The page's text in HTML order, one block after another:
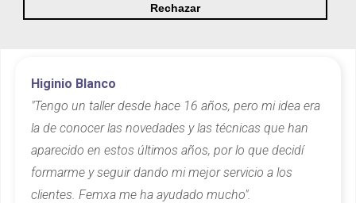
Rechazar
Opiniones
Higinio Blanco
"Tengo un taller desde hace 16 años, pero mi idea era
la de conocer las novedades y las técnicas que han
aparecido en estos últimos años, por lo que decidí
formarme y seguir dando mi mejor servicio a los
clientes. Femxa me ha ayudado mucho".